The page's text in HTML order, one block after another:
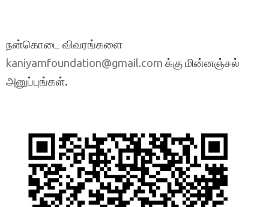
நன்கொடை விவரங்களை
kaniyamfoundation@gmail.com க்கு மின்னஞ்சல்
அனுப்புங்கள்.